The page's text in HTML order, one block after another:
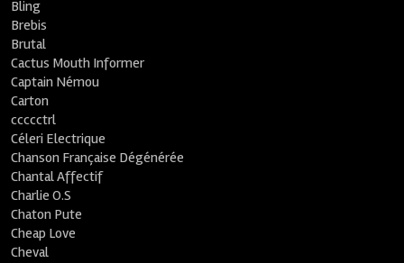
Bling
Brebis
Brutal
Cactus Mouth Informer
Captain Némou
Carton
ccccctrl
Céleri Electrique
Chanson Française Dégénérée
Chantal Affectif
Charlie O.S
Chaton Pute
Cheap Love
Cheval